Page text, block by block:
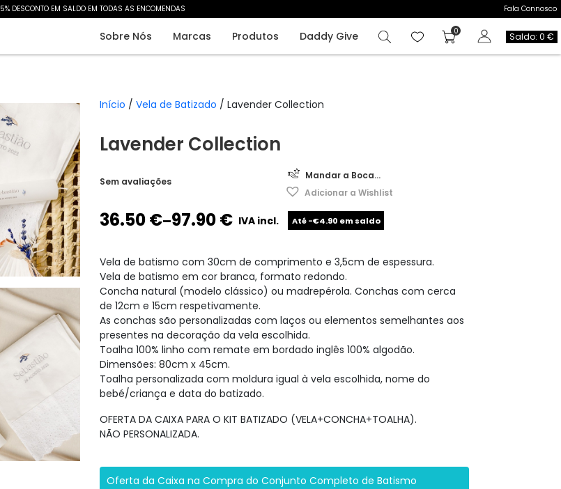
5% DESCONTO EM SALDO EM TODAS AS ENCOMENDAS​ Fala Connosco
Sobre Nós Marcas Produtos Daddy Give Saldo: 0 €
Início / Vela de Batizado / Lavender Collection
Lavender Collection
Sem avaliações
Mandar a Boca...
Adicionar a Wishlist
36.50€–97.90€ IVA incl. Até -€4.90 em saldo
Vela de batismo com 30cm de comprimento e 3,5cm de espessura.
Vela de batismo em cor branca, formato redondo.
Concha natural (modelo clássico) ou madrepérola. Conchas com cerca
de 12cm e 15cm respetivamente.
As conchas são personalizadas com laços ou elementos semelhantes aos
presentes na decoração da vela escolhida.
Toalha 100% linho com remate em bordado inglês 100% algodão.
Dimensões: 80cm x 45cm.
Toalha personalizada com moldura igual à vela escolhida, nome do
bebé/criança e data do batizado.
OFERTA DA CAIXA PARA O KIT BATIZADO (VELA+CONCHA+TOALHA).
NÃO PERSONALIZADA.
Oferta da Caixa na Compra do Conjunto Completo de Batismo